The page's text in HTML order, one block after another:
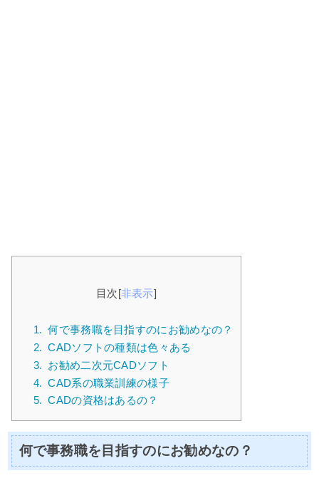
目次[非表示]
1. 何で事務職を目指すのにお勧めなの？
2. CADソフトの種類は色々ある
3. お勧め二次元CADソフト
4. CAD系の職業訓練の様子
5. CADの資格はあるの？
何で事務職を目指すのにお勧めなの？